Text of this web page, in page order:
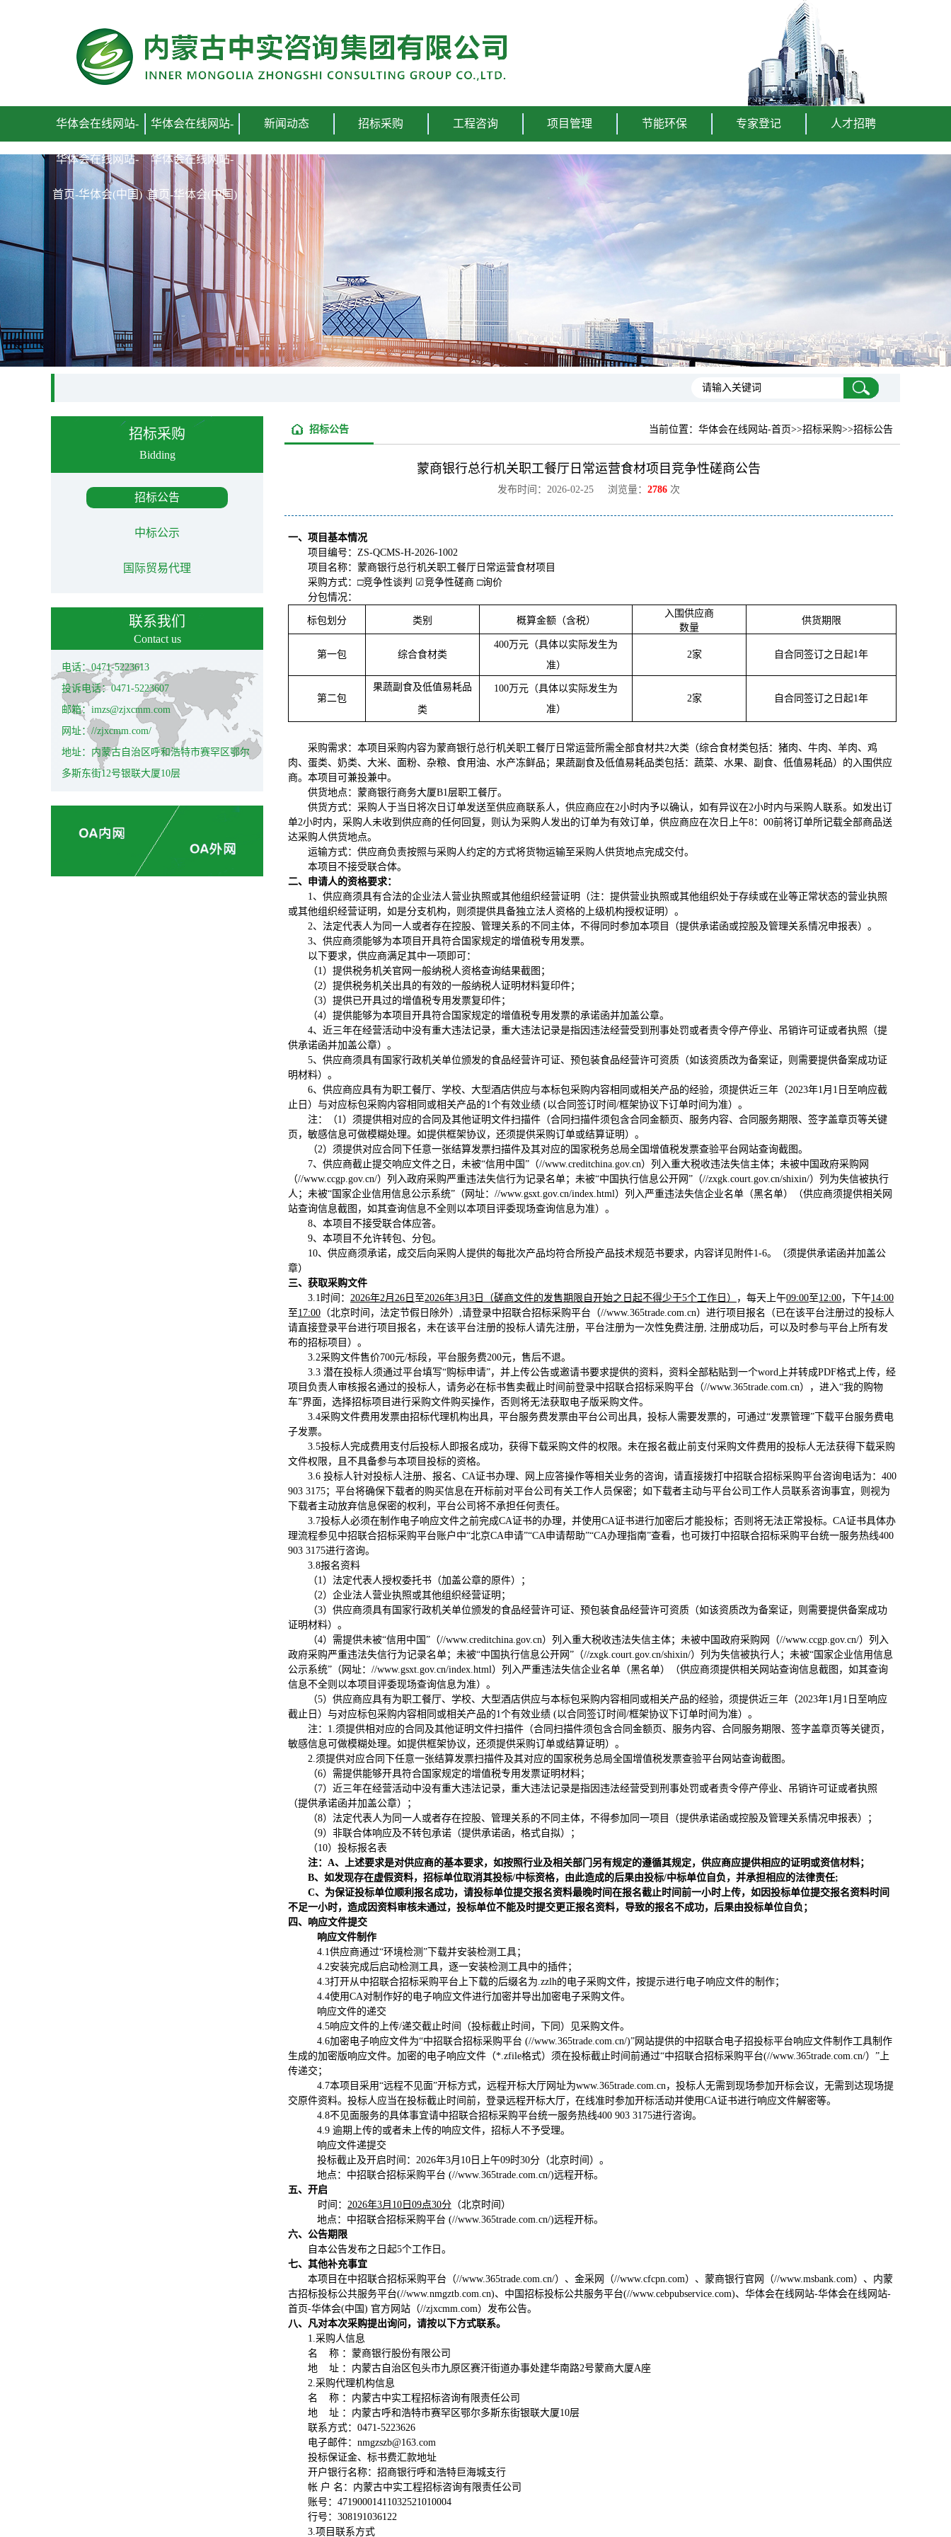
华体会在线网站-
华体会在线网站-
首页-华体会(中国)
华体会在线网站-
华体会在线网站-
首页-华体会(中国)
新闻动态 招标采购 工程咨询 项目管理 节能环保 专家登记 人才招聘
招标采购
Bidding
招标公告
中标公示
国际贸易代理
联系我们
Contact us
电话：0471-5223613
投诉电话：0471-5223607
邮箱：imzs@zjxcmm.com
网址：//zjxcmm.com/
地址：内蒙古自治区呼和浩特市赛罕区鄂尔
多斯东街12号银联大厦10层
当前位置： 华体会在线网站-首页>>招标采购>>招标公告
招标公告
蒙商银行总行机关职工餐厅日常运营食材项目竞争性磋商公告
发布时间：2026-02-25 浏览量： 2786 次
一、项目基本情况
项目编号：ZS-QCMS-H-2026-1002
项目名称：蒙商银行总行机关职工餐厅日常运营食材项目
采购方式：□竞争性谈判 ☑竞争性磋商 □询价
分包情况：
标包划分 类别 概算金额（含税）
入围供应商
数量
供货期限
第一包 综合食材类
400万元（具体以实际发生为
准）
2家 自合同签订之日起1年
第二包
果蔬副食及低值易耗品
类
100万元（具体以实际发生为
准）
2家 自合同签订之日起1年
采购需求：本项目采购内容为蒙商银行总行机关职工餐厅日常运营所需全部食材共2大类（综合食材类包括：猪肉、牛肉、羊肉、鸡
肉、蛋类、奶类、大米、面粉、杂粮、食用油、水产冻鲜品；果蔬副食及低值易耗品类包括：蔬菜、水果、副食、低值易耗品）的入围供应
商。本项目可兼投兼中。
供货地点：蒙商银行商务大厦B1层职工餐厅。
供货方式：采购人于当日将次日订单发送至供应商联系人，供应商应在2小时内予以确认，如有异议在2小时内与采购人联系。如发出订
单2小时内，采购人未收到供应商的任何回复，则认为采购人发出的订单为有效订单，供应商应在次日上午8：00前将订单所记载全部商品送
达采购人供货地点。
运输方式：供应商负责按照与采购人约定的方式将货物运输至采购人供货地点完成交付。
本项目不接受联合体。
二、申请人的资格要求：
1、供应商须具有合法的企业法人营业执照或其他组织经营证明（注：提供营业执照或其他组织处于存续或在业等正常状态的营业执照
或其他组织经营证明，如是分支机构，则须提供具备独立法人资格的上级机构授权证明）。
2、法定代表人为同一人或者存在控股、管理关系的不同主体，不得同时参加本项目（提供承诺函或控股及管理关系情况申报表）。
3、供应商须能够为本项目开具符合国家规定的增值税专用发票。
以下要求，供应商满足其中一项即可：
（1）提供税务机关官网一般纳税人资格查询结果截图；
（2）提供税务机关出具的有效的一般纳税人证明材料复印件；
（3）提供已开具过的增值税专用发票复印件；
（4）提供能够为本项目开具符合国家规定的增值税专用发票的承诺函并加盖公章。
4、近三年在经营活动中没有重大违法记录，重大违法记录是指因违法经营受到刑事处罚或者责令停产停业、吊销许可证或者执照（提
供承诺函并加盖公章）。
5、供应商须具有国家行政机关单位颁发的食品经营许可证、预包装食品经营许可资质（如该资质改为备案证，则需要提供备案成功证
明材料）。
6、供应商应具有为职工餐厅、学校、大型酒店供应与本标包采购内容相同或相关产品的经验，须提供近三年（2023年1月1日至响应截
止日）与对应标包采购内容相同或相关产品的1个有效业绩 (以合同签订时间/框架协议下订单时间为准）。
注：（1）须提供相对应的合同及其他证明文件扫描件（合同扫描件须包含合同金额页、服务内容、合同服务期限、签字盖章页等关键
页，敏感信息可做模糊处理。如提供框架协议，还须提供采购订单或结算证明）。
（2）须提供对应合同下任意一张结算发票扫描件及其对应的国家税务总局全国增值税发票查验平台网站查询截图。
7、供应商截止提交响应文件之日，未被“信用中国”（//www.creditchina.gov.cn）列入重大税收违法失信主体；未被中国政府采购网
（//www.ccgp.gov.cn/）列入政府采购严重违法失信行为记录名单；未被“中国执行信息公开网”（//zxgk.court.gov.cn/shixin/）列为失信被执行
人；未被“国家企业信用信息公示系统”（网址：//www.gsxt.gov.cn/index.html）列入严重违法失信企业名单（黑名单）（供应商须提供相关网
站查询信息截图，如其查询信息不全则以本项目评委现场查询信息为准）。
8、本项目不接受联合体应答。
9、本项目不允许转包、分包。
10、供应商须承诺，成交后向采购人提供的每批次产品均符合所投产品技术规范书要求，内容详见附件1-6。（须提供承诺函并加盖公
章）
三、获取采购文件
3.1 时间： 2026年2月26日 至2026年3月3日（磋商文件的发售期限自开始之日起不得少于5个工作日） ，每天上午09:00至12:00，下午14:00
至17:00 （北京时间，法定节假日除外）,请登录中招联合招标采购平台（//www.365trade.com.cn）进行项目报名（已在该平台注册过的投标人
请直接登录平台进行项目报名，未在该平台注册的投标人请先注册，平台注册为一次性免费注册, 注册成功后，可以及时参与平台上所有发
布的招标项目）。
3.2采购文件售价700元/标段，平台服务费200元，售后不退。
3.3 潜在投标人须通过平台填写“购标申请”，并上传公告或邀请书要求提供的资料，资料全部粘贴到一个word上并转成PDF格式上传，经
项目负责人审核报名通过的投标人，请务必在标书售卖截止时间前登录中招联合招标采购平台（//www.365trade.com.cn），进入“我的购物
车”界面，选择招标项目进行采购文件购买操作，否则将无法获取电子版采购文件。
3.4采购文件费用发票由招标代理机构出具，平台服务费发票由平台公司出具，投标人需要发票的，可通过“发票管理”下载平台服务费电
子发票。
3.5投标人完成费用支付后投标人即报名成功，获得下载采购文件的权限。未在报名截止前支付采购文件费用的投标人无法获得下载采购
文件权限，且不具备参与本项目投标的资格。
3.6 投标人针对投标人注册、报名、CA证书办理、网上应答操作等相关业务的咨询，请直接拨打中招联合招标采购平台咨询电话为：400
903 3175；平台将确保下载者的购买信息在开标前对平台公司有关工作人员保密；如下载者主动与平台公司工作人员联系咨询事宜，则视为
下载者主动放弃信息保密的权利，平台公司将不承担任何责任。
3.7投标人必须在制作电子响应文件之前完成CA证书的办理，并使用CA证书进行加密后才能投标；否则将无法正常投标。CA证书具体办
理流程参见中招联合招标采购平台账户中“北京CA申请”“CA申请帮助”“CA办理指南”查看，也可拨打中招联合招标采购平台统一服务热线400
903 3175进行咨询。
3.8报名资料
（1）法定代表人授权委托书（加盖公章的原件）；
（2）企业法人营业执照或其他组织经营证明；
（3）供应商须具有国家行政机关单位颁发的食品经营许可证、预包装食品经营许可资质（如该资质改为备案证，则需要提供备案成功
证明材料）。
（4）需提供未被“信用中国”（//www.creditchina.gov.cn）列入重大税收违法失信主体；未被中国政府采购网（//www.ccgp.gov.cn/）列入
政府采购严重违法失信行为记录名单；未被“中国执行信息公开网”（//zxgk.court.gov.cn/shixin/）列为失信被执行人；未被“国家企业信用信息
公示系统”（网址：//www.gsxt.gov.cn/index.html）列入严重违法失信企业名单（黑名单）（供应商须提供相关网站查询信息截图，如其查询
信息不全则以本项目评委现场查询信息为准）。
（5）供应商应具有为职工餐厅、学校、大型酒店供应与本标包采购内容相同或相关产品的经验，须提供近三年（2023年1月1日至响应
截止日）与对应标包采购内容相同或相关产品的1个有效业绩 (以合同签订时间/框架协议下订单时间为准）。
注：1.须提供相对应的合同及其他证明文件扫描件（合同扫描件须包含合同金额页、服务内容、合同服务期限、签字盖章页等关键页，
敏感信息可做模糊处理。如提供框架协议，还须提供采购订单或结算证明）。
2.须提供对应合同下任意一张结算发票扫描件及其对应的国家税务总局全国增值税发票查验平台网站查询截图。
（6）需提供能够开具符合国家规定的增值税专用发票证明材料；
（7）近三年在经营活动中没有重大违法记录，重大违法记录是指因违法经营受到刑事处罚或者责令停产停业、吊销许可证或者执照
（提供承诺函并加盖公章）；
（8）法定代表人为同一人或者存在控股、管理关系的不同主体，不得参加同一项目（提供承诺函或控股及管理关系情况申报表）；
（9）非联合体响应及不转包承诺（提供承诺函，格式自拟）；
（10）投标报名表
注：A、上述要求是对供应商的基本要求，如按照行业及相关部门另有规定的遵循其规定，供应商应提供相应的证明或资信材料；
B、如发现存在虚假资料，招标单位取消其投标/中标资格，由此造成的后果由投标/中标单位自负，并承担相应的法律责任;
C、为保证投标单位顺利报名成功，请投标单位提交报名资料最晚时间在报名截止时间前一小时上传，如因投标单位提交报名资料时间
不足一小时，造成因资料审核未通过，投标单位不能及时提交更正报名资料，导致的报名不成功，后果由投标单位自负；
四、响应文件提交
响应文件制作
4.1供应商通过“环境检测”下载并安装检测工具；
4.2安装完成后启动检测工具，逐一安装检测工具中的插件；
4.3打开从中招联合招标采购平台上下载的后缀名为.zzlh的电子采购文件，按提示进行电子响应文件的制作；
4.4使用CA对制作好的电子响应文件进行加密并导出加密电子采购文件。
响应文件的递交
4.5响应文件的上传/递交截止时间（投标截止时间，下同）见采购文件。
4.6加密电子响应文件为“中招联合招标采购平台 (//www.365trade.com.cn/)”网站提供的中招联合电子招投标平台响应文件制作工具制作
生成的加密版响应文件。加密的电子响应文件（*.zfile格式）须在投标截止时间前通过“中招联合招标采购平台(//www.365trade.com.cn/）”上
传递交；
4.7本项目采用“远程不见面”开标方式，远程开标大厅网址为www.365trade.com.cn，投标人无需到现场参加开标会议，无需到达现场提
交原件资料。投标人应当在投标截止时间前，登录远程开标大厅，在线准时参加开标活动并使用CA证书进行响应文件解密等。
4.8不见面服务的具体事宜请中招联合招标采购平台统一服务热线400 903 3175进行咨询。
4.9 逾期上传的或者未上传的响应文件，招标人不予受理。
响应文件递提交
投标截止及开启时间：2026年3月10日上午09时30分（北京时间）。
地点：中招联合招标采购平台 (//www.365trade.com.cn/)远程开标。
五、开启
时间： 2026年3月10日09点30分 （北京时间）
地点：中招联合招标采购平台 (//www.365trade.com.cn/)远程开标。
六、公告期限
自本公告发布之日起5个工作日。
七、其他补充事宜
本项目在中招联合招标采购平台（//www.365trade.com.cn/）、金采网（//www.cfcpn.com）、蒙商银行官网（//www.msbank.com）、内蒙
古招标投标公共服务平台(//www.nmgztb.com.cn)、中国招标投标公共服务平台(//www.cebpubservice.com)、华体会在线网站-华体会在线网站-
首页-华体会(中国) 官方网站（//zjxcmm.com）发布公告。
八、凡对本次采购提出询问，请按以下方式联系。
1.采购人信息
名 称 ：蒙商银行股份有限公司
地 址 ：内蒙古自治区包头市九原区赛汗街道办事处建华南路2号蒙商大厦A座
2.采购代理机构信息
名 称 ：内蒙古中实工程招标咨询有限责任公司
地 址 ：内蒙古呼和浩特市赛罕区鄂尔多斯东街银联大厦10层
联系方式：0471-5223626
电子邮件：nmgzszb@163.com
投标保证金、标书费汇款地址
开户银行名称：招商银行呼和浩特巨海城支行
帐 户 名：内蒙古中实工程招标咨询有限责任公司
账号：47190001411032521010004
行号：308191036122
3.项目联系方式